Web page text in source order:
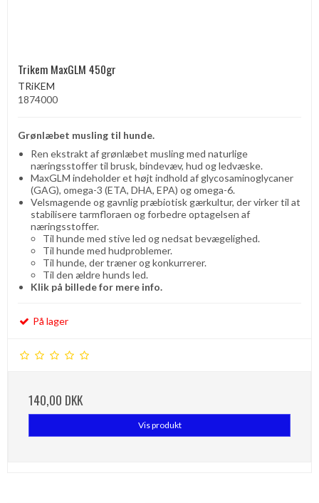
Trikem MaxGLM 450gr
TRiKEM
1874000
Grønlæbet musling til hunde.
Ren ekstrakt af grønlæbet musling med naturlige
næringsstoffer til brusk, bindevæv, hud og ledvæske.
MaxGLM indeholder et højt indhold af glycosaminoglycaner
(GAG), omega-3 (ETA, DHA, EPA) og omega-6.
Velsmagende og gavnlig præbiotisk gærkultur, der virker til at
stabilisere tarmfloraen og forbedre optagelsen af ​​
næringsstoffer.
Til hunde med stive led og nedsat bevægelighed.
Til hunde med hudproblemer.
Til hunde, der træner og konkurrerer.
Til den ældre hunds led.
Klik på billede for mere info.
På lager
140,00 DKK
Vis produkt